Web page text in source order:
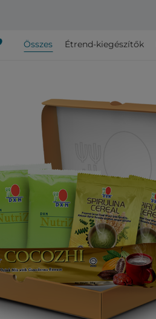
Összes Étrend-kiegészítők